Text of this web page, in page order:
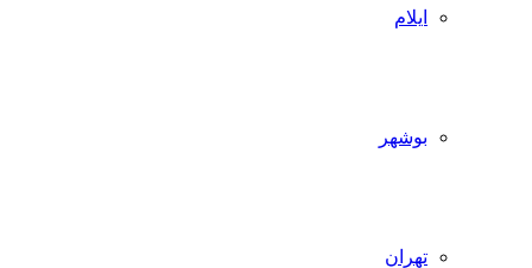
ایلام
بوشهر
تهران